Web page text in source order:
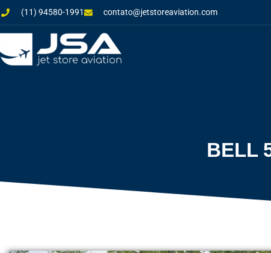
(11) 94580-1991 contato@jetstoreaviation.com
BELL